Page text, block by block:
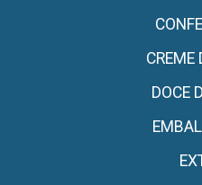
CREME
DOCE